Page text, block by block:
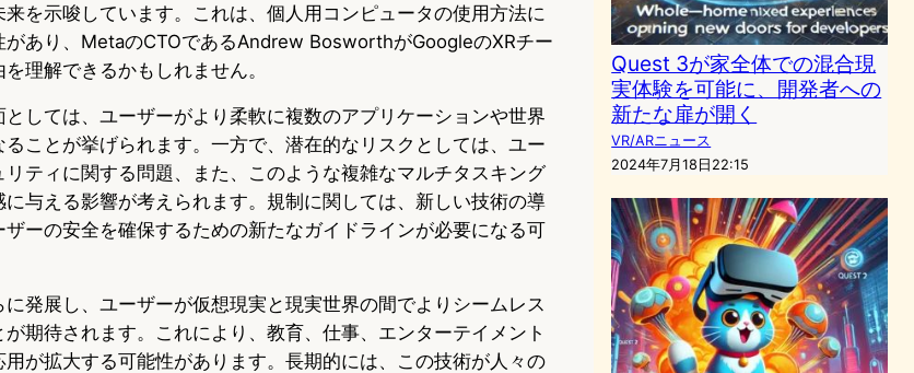
を示唆しています。これは、個人用コンピュータの使用方法に
があり、MetaのCTOであるAndrew BosworthがGoogleのXRチー
理解できるかもしれません。
しては、ユーザーがより柔軟に複数のアプリケーションや世界
ことが挙げられます。一方で、潜在的なリスクとしては、ユー
ティに関する問題、また、このような複雑なマルチタスキング
与える影響が考えられます。規制に関しては、新しい技術の導
ーの安全を確保するための新たなガイドラインが必要になる可
発展し、ユーザーが仮想現実と現実世界の間でよりシームレス
期待されます。これにより、教育、仕事、エンターテイメント
が拡大する可能性があります。長期的には、この技術が人々の
Quest 3が家全体での混合現
実体験を可能に、開発者への
新たな扉が開く
VR/ARニュース
2024年7月18日22:15